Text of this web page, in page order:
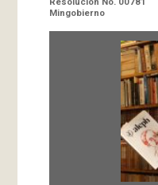
Mingobierno